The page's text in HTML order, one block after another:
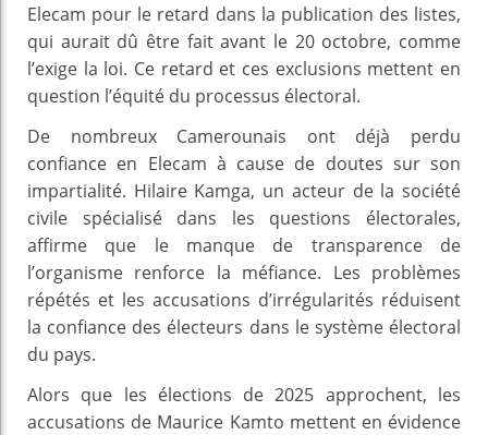
Elecam pour le retard dans la publication des listes,
qui aurait dû être fait avant le 20 octobre, comme
l’exige la loi. Ce retard et ces exclusions mettent en
question l’équité du processus électoral.
De nombreux Camerounais ont déjà perdu
confiance en Elecam à cause de doutes sur son
impartialité. Hilaire Kamga, un acteur de la société
civile spécialisé dans les questions électorales,
affirme que le manque de transparence de
l’organisme renforce la méfiance. Les problèmes
répétés et les accusations d’irrégularités réduisent
la confiance des électeurs dans le système électoral
du pays.
Alors que les élections de 2025 approchent, les
accusations de Maurice Kamto mettent en évidence